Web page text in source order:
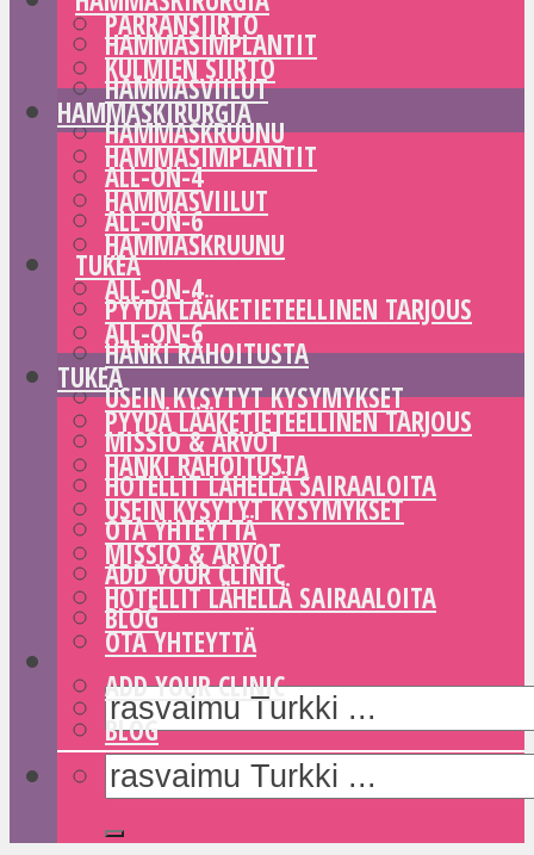
HAMMASIMPLANTIT
HAMMASVIILUT
HAMMASKRUUNU
ALL-ON-4
ALL-ON-6
TUKEA
PYYDÄ LÄÄKETIETEELLINEN TARJOUS
HANKI RAHOITUSTA
USEIN KYSYTYT KYSYMYKSET
MISSIO & ARVOT
HOTELLIT LÄHELLÄ SAIRAALOITA
OTA YHTEYTTÄ
ADD YOUR CLINIC
BLOG
PARRANSIIRTO
KULMIEN SIIRTO
HAMMASKIRURGIA
HAMMASIMPLANTIT
HAMMASVIILUT
HAMMASKRUUNU
ALL-ON-4
ALL-ON-6
TUKEA
PYYDÄ LÄÄKETIETEELLINEN TARJOUS
HANKI RAHOITUSTA
USEIN KYSYTYT KYSYMYKSET
MISSIO & ARVOT
HOTELLIT LÄHELLÄ SAIRAALOITA
OTA YHTEYTTÄ
ADD YOUR CLINIC
BLOG